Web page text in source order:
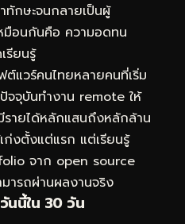
กษะจนกลายเป็นผู้
มือนกันคือ ความอดทน
รียนรู้
แวร์คนไทยหลายคนที่เริ่ม
จจุบันทำงาน remote ให้
ายได้หลักแสนถึงหลักล้าน
ก่งตั้งแต่แรก แต่เรียนรู้
จาก open source
ารถผ่านผลงานจริง
นนี้ใน 30 วัน